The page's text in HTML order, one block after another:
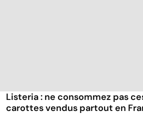
Listeria : ne consommez pas
carottes vendus partout en